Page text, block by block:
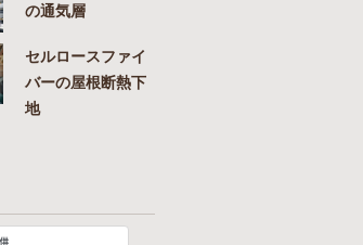
の通気層
セルロースファイ
バーの屋根断熱下
地